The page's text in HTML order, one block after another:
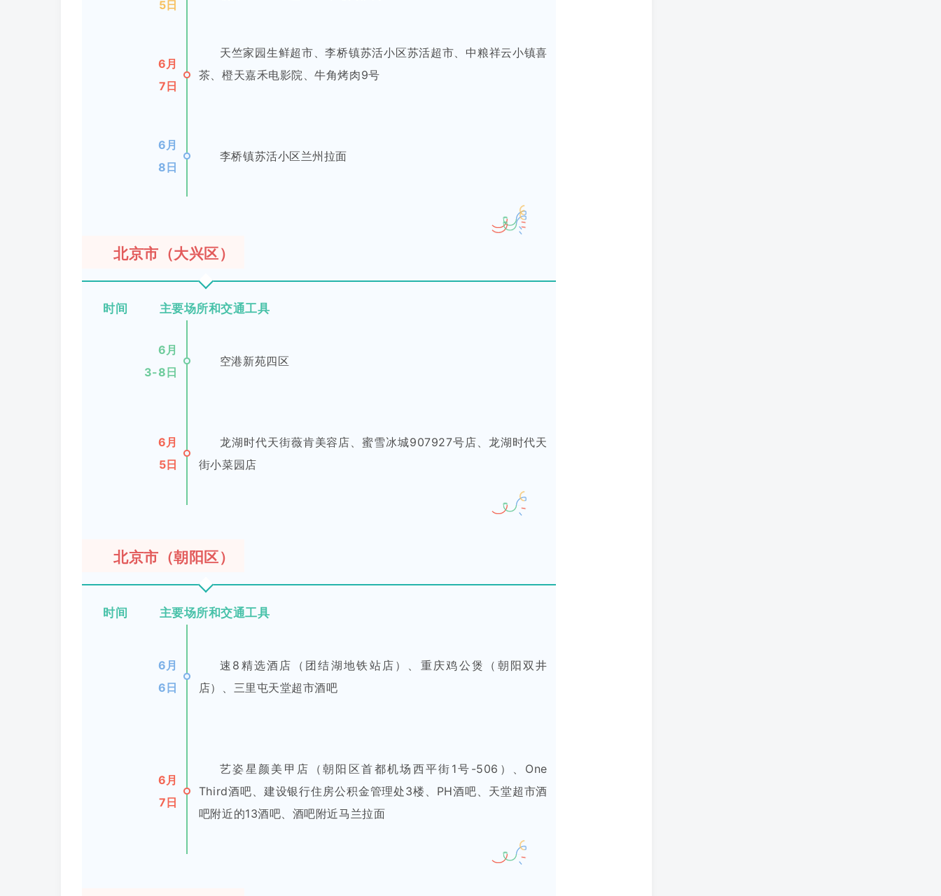
5日
6月
7日
天竺家园生鲜超市、李桥镇苏活小区苏活超市、中粮祥云小镇喜
茶、橙天嘉禾电影院、牛角烤肉9号
6月
8日
李桥镇苏活小区兰州拉面
北京市（大兴区）
时间 主要场所和交通工具
6月
3-8日
空港新苑四区
6月
5日
龙湖时代天街薇肯美容店、蜜雪冰城907927号店、龙湖时代天
街小菜园店
北京市（朝阳区）
时间 主要场所和交通工具
6月
6日
速8精选酒店（团结湖地铁站店）、重庆鸡公煲（朝阳双井
店）、三里屯天堂超市酒吧
6月
7日
艺姿星颜美甲店（朝阳区首都机场西平街1号-506）、One
Third酒吧、建设银行住房公积金管理处3楼、PH酒吧、天堂超市酒
吧附近的13酒吧、酒吧附近马兰拉面